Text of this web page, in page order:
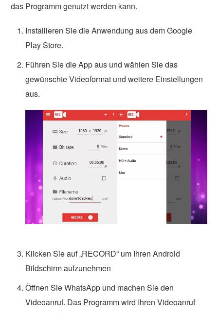
das Programm genutzt werden kann.
Installieren Sie die Anwendung aus dem Google
Play Store.
Führen Sie die App aus und wählen Sie das
gewünschte Videoformat und weitere Einstellungen
aus.
Klicken Sie auf „RECORD“ um Ihren Android
Bildschirm aufzunehmen
Öffnen Sie WhatsApp und machen Sie den
Videoanruf. Das Programm wird Ihren Videoanruf